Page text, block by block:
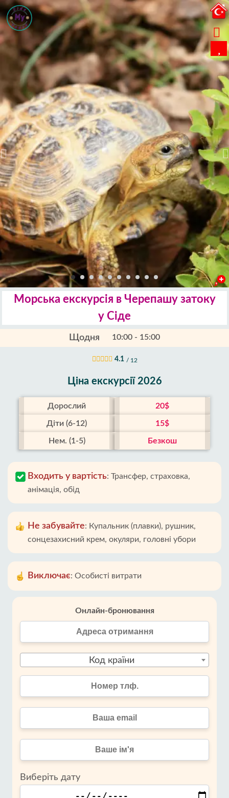
Морська екскурсія в Черепашу затоку
у Сіде
Щодня 10:00 - 15:00
4.1 / 12
Ціна екскурсії 2026
Дорослий 20$
Діти (6-12) 15$
Нем. (1-5) Безкош
Входить у вартість: Трансфер, страховка,
анімація, обід
Не забувайте: Купальник (плавки), рушник,
сонцезахисний крем, окуляри, головні убори
Виключає: Особисті витрати
Онлайн-бронювання
Код країни
Виберіть дату